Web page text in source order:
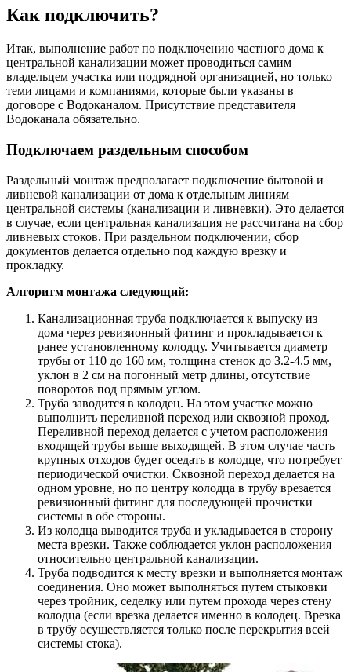
Как подключить?
Итак, выполнение работ по подключению частного дома к
центральной канализации может проводиться самим
владельцем участка или подрядной организацией, но только
теми лицами и компаниями, которые были указаны в
договоре с Водоканалом. Присутствие представителя
Водоканала обязательно.
Подключаем раздельным способом
Раздельный монтаж предполагает подключение бытовой и
ливневой канализации от дома к отдельным линиям
центральной системы (канализации и ливневки). Это делается
в случае, если центральная канализация не рассчитана на сбор
ливневых стоков. При раздельном подключении, сбор
документов делается отдельно под каждую врезку и
прокладку.
Алгоритм монтажа следующий:
Канализационная труба подключается к выпуску из
дома через ревизионный фитинг и прокладывается к
ранее установленному колодцу. Учитывается диаметр
трубы от 110 до 160 мм, толщина стенок до 3.2-4.5 мм,
уклон в 2 см на погонный метр длины, отсутствие
поворотов под прямым углом.
Труба заводится в колодец. На этом участке можно
выполнить переливной переход или сквозной проход.
Переливной переход делается с учетом расположения
входящей трубы выше выходящей. В этом случае часть
крупных отходов будет оседать в колодце, что потребует
периодической очистки. Сквозной переход делается на
одном уровне, но по центру колодца в трубу врезается
ревизионный фитинг для последующей прочистки
системы в обе стороны.
Из колодца выводится труба и укладывается в сторону
места врезки. Также соблюдается уклон расположения
относительно центральной канализации.
Труба подводится к месту врезки и выполняется монтаж
соединения. Оно может выполняться путем стыковки
через тройник, седелку или путем прохода через стену
колодца (если врезка делается именно в колодец. Врезка
в трубу осуществляется только после перекрытия всей
системы стока).